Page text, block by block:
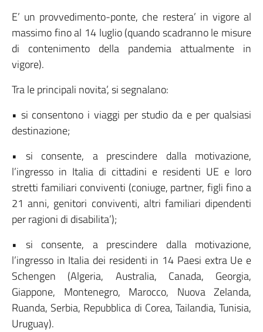
E’ un provvedimento-ponte, che restera’ in vigore al
massimo fino al 14 luglio (quando scadranno le misure
di contenimento della pandemia attualmente in
vigore).
Tra le principali novita’, si segnalano:
• si consentono i viaggi per studio da e per qualsiasi
destinazione;
• si consente, a prescindere dalla motivazione,
l’ingresso in Italia di cittadini e residenti UE e loro
stretti familiari conviventi (coniuge, partner, figli fino a
21 anni, genitori conviventi, altri familiari dipendenti
per ragioni di disabilita’);
• si consente, a prescindere dalla motivazione,
l’ingresso in Italia dei residenti in 14 Paesi extra Ue e
Schengen (Algeria, Australia, Canada, Georgia,
Giappone, Montenegro, Marocco, Nuova Zelanda,
Ruanda, Serbia, Repubblica di Corea, Tailandia, Tunisia,
Uruguay).